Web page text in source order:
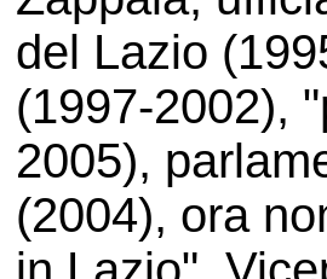
del Lazio
(1997-2002),
2005),
(2004), ora